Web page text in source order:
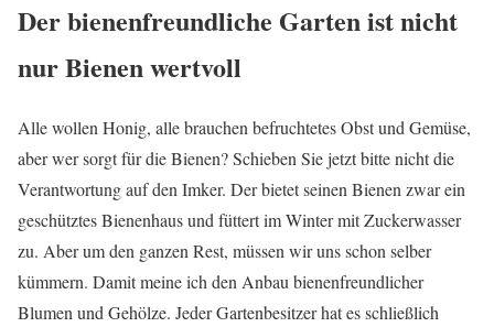
Der bienenfreundliche Garten ist nicht
nur Bienen wertvoll
Alle wollen Honig, alle brauchen befruchtetes Obst und Gemüse,
aber wer sorgt für die Bienen? Schieben Sie jetzt bitte nicht die
Verantwortung auf den Imker. Der bietet seinen Bienen zwar ein
geschütztes Bienenhaus und füttert im Winter mit Zuckerwasser
zu. Aber um den ganzen Rest, müssen wir uns schon selber
kümmern. Damit meine ich den Anbau bienenfreundlicher
Blumen und Gehölze. Jeder Gartenbesitzer hat es schließlich